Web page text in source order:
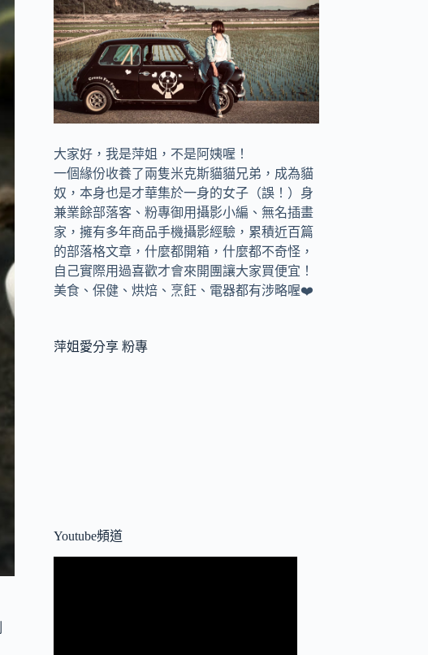
大家好，我是萍姐，不是阿姨喔！
一個緣份收養了兩隻米克斯貓貓兄弟，成為貓
奴，本身也是才華集於一身的女子（誤！）身
兼業餘部落客、粉專御用攝影小編、無名插畫
家，擁有多年商品手機攝影經驗，累積近百篇
的部落格文章，什麼都開箱，什麼都不奇怪，
自己實際用過喜歡才會來開團讓大家買便宜！
美食、保健、烘焙、烹飪、電器都有涉略喔❤️
萍姐愛分享 粉專
Youtube頻道